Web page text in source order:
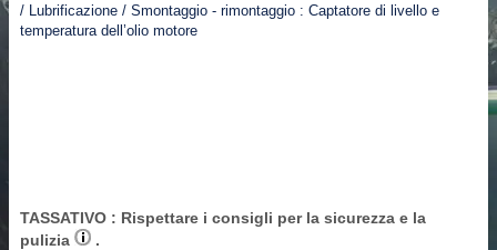
/ Lubrificazione / Smontaggio - rimontaggio : Captatore di livello e
temperatura dell’olio motore
TASSATIVO : Rispettare i consigli per la sicurezza e la
pulizia
.